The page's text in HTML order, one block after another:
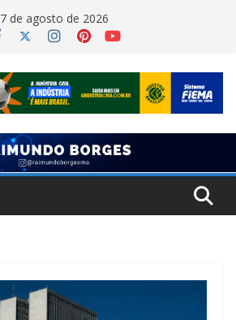
7 de agosto de 2026